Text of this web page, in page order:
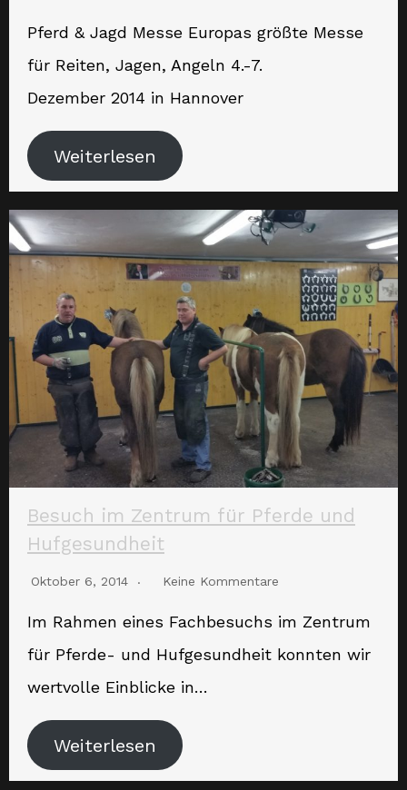
Pferd & Jagd Messe Europas größte Messe
für Reiten, Jagen, Angeln 4.-7.
Dezember 2014 in Hannover
Weiterlesen
Besuch im Zentrum für Pferde und
Hufgesundheit
Oktober 6, 2014 Keine Kommentare
Im Rahmen eines Fachbesuchs im Zentrum
für Pferde- und Hufgesundheit konnten wir
wertvolle Einblicke in…
Weiterlesen